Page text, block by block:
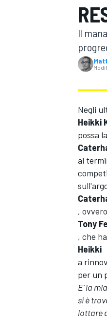
MOTOGP
WRC
Il
Negli
Heikki
possa
al
, ovvero
Tony
, che
Heikki
a
per un
E' la
si è
lottare